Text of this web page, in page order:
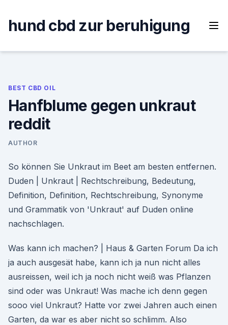
content
hund cbd zur beruhigung
BEST CBD OIL
Hanfblume gegen unkraut
reddit
AUTHOR
So können Sie Unkraut im Beet am besten entfernen.
Duden | Unkraut | Rechtschreibung, Bedeutung,
Definition, Definition, Rechtschreibung, Synonyme
und Grammatik von 'Unkraut' auf Duden online
nachschlagen.
Was kann ich machen? | Haus & Garten Forum Da ich
ja auch ausgesät habe, kann ich ja nun nicht alles
ausreissen, weil ich ja noch nicht weiß was Pflanzen
sind oder was Unkraut! Was mache ich denn gegen
sooo viel Unkraut? Hatte vor zwei Jahren auch einen
Garten, da war es aber nicht so schlimm. Also